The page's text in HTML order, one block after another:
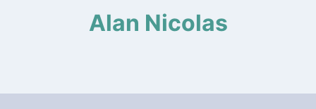
Alan Nicolas